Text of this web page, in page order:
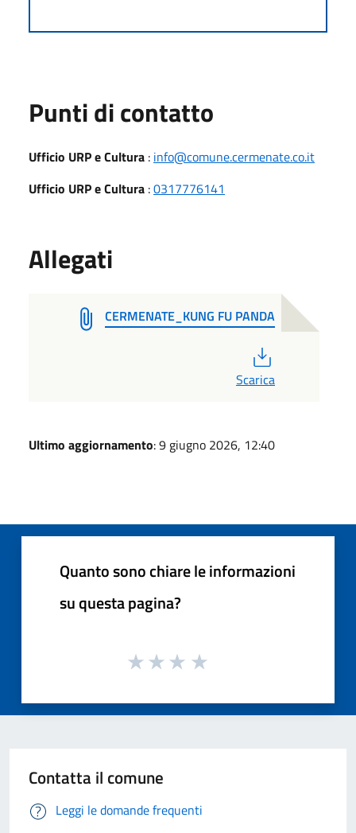
Punti di contatto
Ufficio URP e Cultura : info@comune.cermenate.co.it
Ufficio URP e Cultura :0317776141
Allegati
CERMENATE_KUNG FU PANDA
Scarica
Ultimo aggiornamento: 9 giugno 2026, 12:40
Quanto sono chiare le informazioni
su questa pagina?
Contatta il comune
Leggi le domande frequenti